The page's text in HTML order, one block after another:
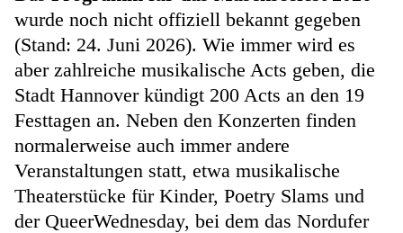
wurde noch nicht offiziell bekannt gegeben
(Stand: 24. Juni 2026). Wie immer wird es
aber zahlreiche musikalische Acts geben, die
Stadt Hannover kündigt 200 Acts an den 19
Festtagen an. Neben den Konzerten finden
normalerweise auch immer andere
Veranstaltungen statt, etwa musikalische
Theaterstücke für Kinder, Poetry Slams und
der QueerWednesday, bei dem das Nordufer